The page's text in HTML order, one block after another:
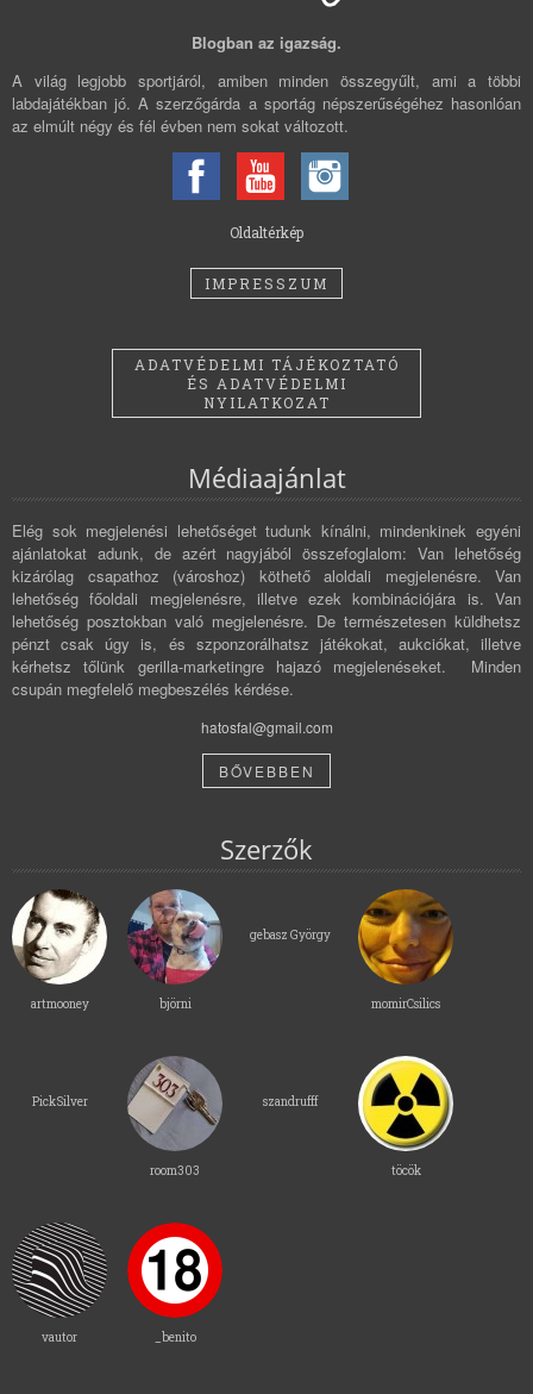
Blogban az igazság.
A világ legjobb sportjáról, amiben minden összegyűlt, ami a többi
labdajátékban jó. A szerzőgárda a sportág népszerűségéhez hasonlóan
az elmúlt négy és fél évben nem sokat változott.
Oldaltérkép
IMPRESSZUM
ADATVÉDELMI TÁJÉKOZTATÓ
ÉS ADATVÉDELMI
NYILATKOZAT
Médiaajánlat
Elég sok megjelenési lehetőséget tudunk kínálni, mindenkinek egyéni
ajánlatokat adunk, de azért nagyjából összefoglalom: Van lehetőség
kizárólag csapathoz (városhoz) köthető aloldali megjelenésre. Van
lehetőség főoldali megjelenésre, illetve ezek kombinációjára is. Van
lehetőség posztokban való megjelenésre. De természetesen küldhetsz
pénzt csak úgy is, és szponzorálhatsz játékokat, aukciókat, illetve
kérhetsz tőlünk gerilla-marketingre hajazó megjelenéseket. Minden
csupán megfelelő megbeszélés kérdése.
hatosfal@gmail.com
BŐVEBBEN
Szerzők
artmooney björni
gebasz György
momirCsilics
PickSilver
room303
szandrufff
töcök
vautor _benito